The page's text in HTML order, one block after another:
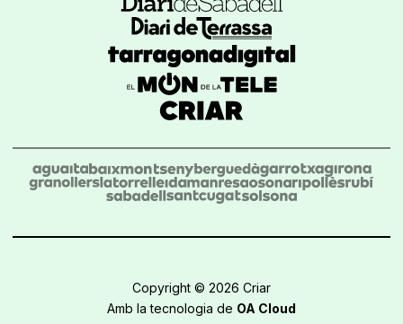
Copyright © 2026 Criar
Amb la tecnologia de OA Cloud